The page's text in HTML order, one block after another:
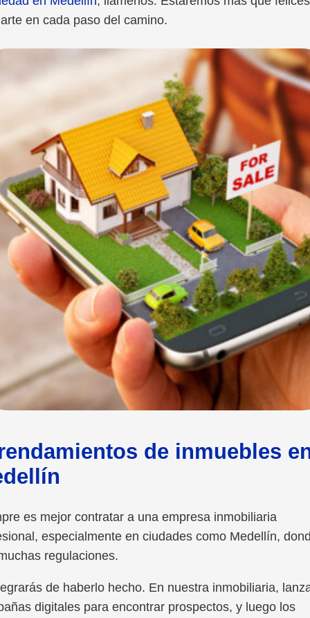
en cada paso del camino.
de inmuebles
es mejor contratar a una empresa inmobiliaria
especialmente en ciudades como Medellín,
regulaciones.
de haberlo hecho. En nuestra inmobiliaria,
digitales para encontrar prospectos, y luego los